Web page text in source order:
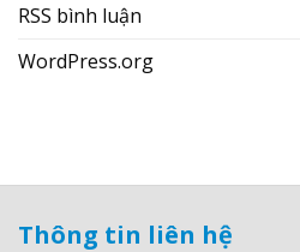
RSS bình luận
WordPress.org
Thông tin liên hệ